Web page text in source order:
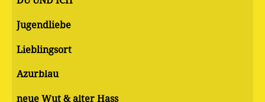
Jugendliebe
Lieblingsort
Azurblau
neue Wut & alter Hass